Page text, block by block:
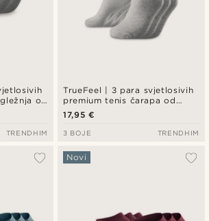
od
TRENDHIM
TrueFeel | 3 para svjetlosivih
premium tenis čarapa od
pamuka – crveni i plavi
prugasti detalj
17,95 €
3 BOJE TRENDHIM
Novi